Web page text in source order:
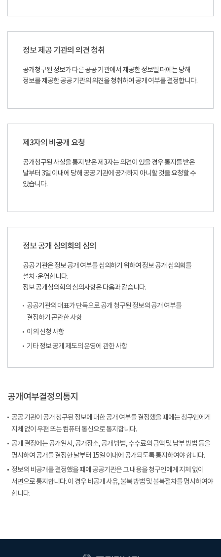
정보 제공 기관의 의견 청취
공개청구된 정보가 다른 공공 기관에서 제공한 정보일 때에는 당해
정보를 제공한 공공 기관의 의견을 청취하여 공개 여부를 결정합니다.
제3자의 비공개 요청
공개청구된 사실을 통지 받은 제3자는 의견이 있을 경우 통지를 받은
날부터 3일 이내에 당해 공공 기관에 공개하지 아니할 것을 요청할 수
있습니다.
정보 공개 심의회의 심의
공공 기관은 정보 공개 여부를 심의하기 위하여 정보 공개 심의회를
설치 ·운영합니다.
정보 공개심의회의 심의사항은 다음과 같습니다.
공공기관의 대표가 단독으로 공개 청구된 정보의 공개 여부를
결정하기 곤란한 사항
이의 신청 사항
기타 정보 공개 제도의 운영에 관한 사항
공개여부결정의통지
공공 기관이 공개 청구된 정보에 대한 공개 여부를 결정했을 때에는 청구인에게
지체 없이 우편 또는 컴퓨터 통신으로 통지합니다.
공개 결정에는 공개일시, 공개장소, 공개 방법, 수수료의 금액 및 납부 방법 등을
명시하여 공개를 결정한 날부터 15일 이내에 공개되도록 통지하여야 합니다.
정보의 비공개를 결정했을 때에 공공기관은 그 내용을 청구인에게 지체 없이
서면으로 통지합니다. 이 경우 비공개 사유, 불복 방법 및 불복절차를 명시하여야
합니다.